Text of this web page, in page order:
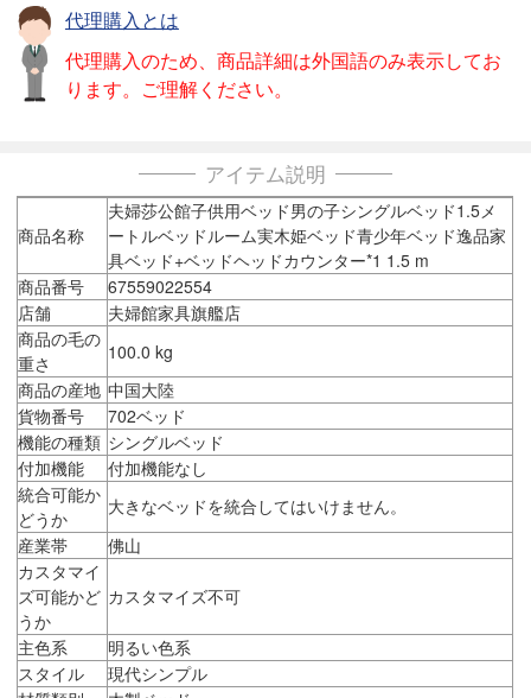
代理購入とは
代理購入のため、商品詳細は外国語のみ表示してお
ります。ご理解ください。
アイテム説明
商品名称
夫婦莎公館子供用ベッド男の子シングルベッド1.5メ
ートルベッドルーム実木姫ベッド青少年ベッド逸品家
具ベッド+ベッドヘッドカウンター*1 1.5 m
商品番号
67559022554
店舗
夫婦館家具旗艦店
商品の毛の
重さ
100.0 kg
商品の産地 中国大陸
貨物番号
702ベッド
機能の種類 シングルベッド
付加機能
付加機能なし
統合可能か
どうか
大きなベッドを統合してはいけません。
産業帯
佛山
カスタマイ
ズ可能かど
うか
カスタマイズ不可
主色系
明るい色系
スタイル
現代シンプル